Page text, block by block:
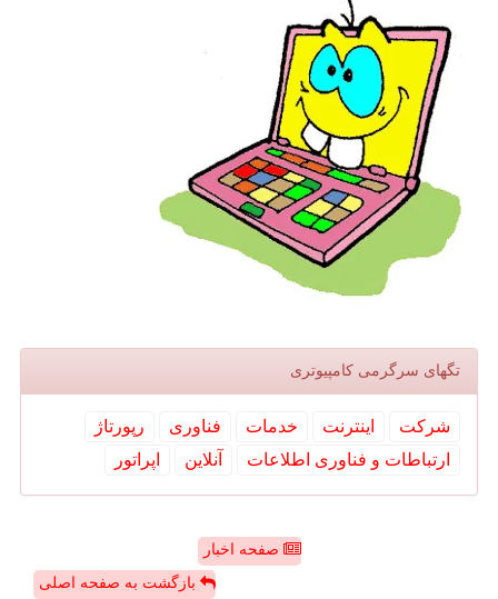
تگهای سرگرمی كامپیوتری
شركت اینترنت خدمات فناوری
رپورتاژ
ارتباطات و فناوری اطلاعات
آنلاین اپراتور
صفحه اخبار
بازگشت به صفحه اصلی